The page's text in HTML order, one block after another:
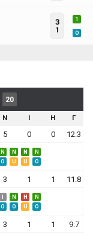
3
1
1
O
20
Ν Ι Η Γ
5 0 0 12:3
N N N
N
O U U O
3 1 1 11:8
N H
N
O O U O
3 1 1 9:7